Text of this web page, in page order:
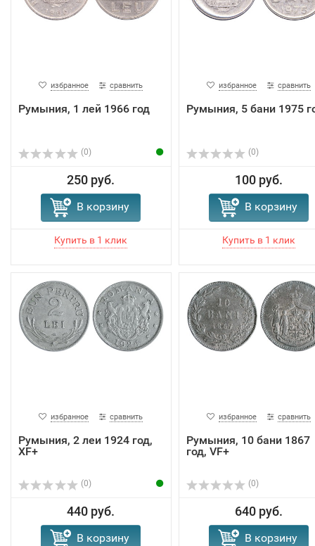
избранное сравнить
Румыния, 1 лей 1966 год
(0)
250 руб.
В корзину
избранное сравнить
Румыния, 5 бани 1975
(0)
100 руб.
В корзину
избранное сравнить
Румыния, 2 леи 1924 год,
XF+
(0)
440 руб.
В корзину
избранное сравнить
Румыния, 10 бани 1867
год, VF+
(0)
640 руб.
В корзину